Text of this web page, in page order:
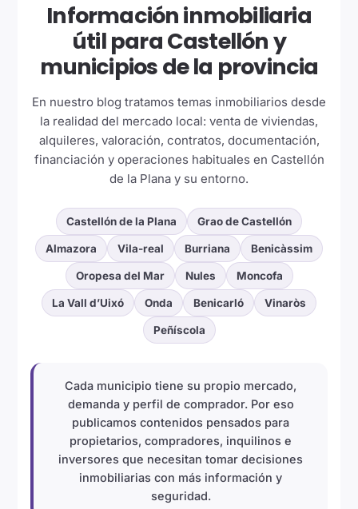
Información inmobiliaria
útil para Castellón y
municipios de la provincia
En nuestro blog tratamos temas inmobiliarios desde
la realidad del mercado local: venta de viviendas,
alquileres, valoración, contratos, documentación,
financiación y operaciones habituales en Castellón
de la Plana y su entorno.
Castellón de la Plana Grao de Castellón
Almazora Vila-real Burriana Benicàssim
Oropesa del Mar Nules Moncofa
La Vall d’Uixó Onda Benicarló Vinaròs
Peñíscola
Cada municipio tiene su propio mercado,
demanda y perfil de comprador. Por eso
publicamos contenidos pensados para
propietarios, compradores, inquilinos e
inversores que necesitan tomar decisiones
inmobiliarias con más información y
seguridad.